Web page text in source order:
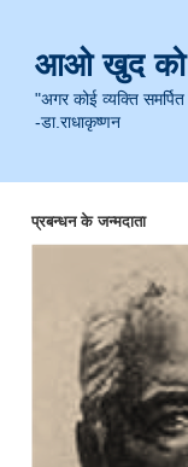
आओ खुद को
"अगर कोई व्यक्ति
-डा.राधाकृष्णन
प्रबन्धन के जन्मदाता